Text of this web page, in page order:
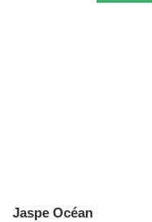
Jaspe Océan